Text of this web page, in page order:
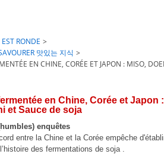
RONDE >
맛있는 지식 >
EN CHINE, CORÉE ET JAPON : MISO,
en Chine, Corée et Japon
et Sauce de soja
enquêtes
entre la Chine et la Corée empêche
des fermentations de soja .